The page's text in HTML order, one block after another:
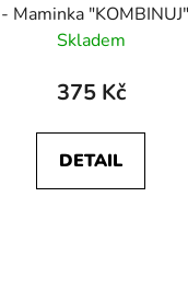
Maminka
Skladem
375 Kč
DETAIL